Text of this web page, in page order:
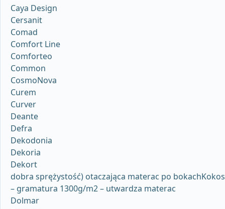
Caya Design
Cersanit
Comad
Comfort Line
Comforteo
Common
CosmoNova
Curem
Curver
Deante
Defra
Dekodonia
Dekoria
Dekort
dobra sprężystość) otaczająca materac po bokachKokos
– gramatura 1300g/m2 – utwardza materac
Dolmar